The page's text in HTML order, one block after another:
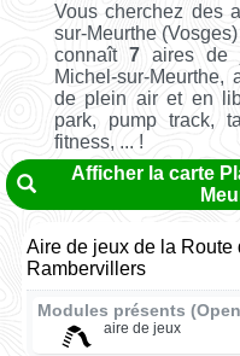
Vous cherchez des
sur-Meurthe
connaît 7aires de
Michel-sur-Meurthe,
de plein air et en
park, pump track,
fitness, ... !
Afficher la carte
Aire de jeux de la Route
Rambervillers
Modules présents
aire de jeux